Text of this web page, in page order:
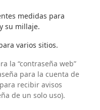
medidas para
su millaje.
varios sitios.
la “contraseña web”
para la cuenta de
recibir avisos
de un solo uso).